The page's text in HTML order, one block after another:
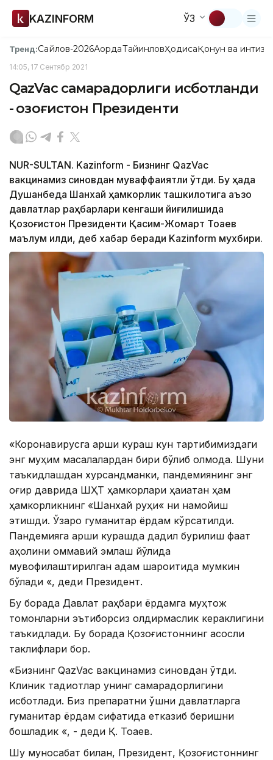
KAZINFORM ЎЗ
Тренд:Сайлов-2026АқордаТайинловҲодисаҚонун ва
14:05, 17 Сентябр 2021
QazVac самарадорлиги исботланди
- Қозоғистон Президенти
NUR-SULTAN. Kazinform - Бизнинг QazVac
вакцинамиз синовдан муваффақиятли ўтди. Бу ҳақда
Душанбеда Шанхай ҳамкорлик ташкилотига аъзо
давлатлар раҳбарлари кенгаши йиғилишида
Қозоғистон Президенти Қасим-Жомарт Тоқаев
маълум қилди, деб хабар беради Kazinform мухбири.
«Коронавирусга қарши кураш кун тартибимиздаги
энг муҳим масалалардан бири бўлиб қолмоқда. Шуни
таъкидлашдан хурсандманки, пандемиянинг энг
оғир даврида ШҲТ ҳамкорлари ҳақиқатан ҳам
ҳамкорликнинг «Шанхай руҳи« ни намойиш
этишди. Ўзаро гуманитар ёрдам кўрсатилди.
Пандемияга қарши курашда дадил бурилиш фақат
аҳолини оммавий эмлаш йўлида
мувофиқлаштирилган қадам шароитида мумкин
бўлади «, деди Президент.
Бу борада Давлат раҳбари ёрдамга муҳтож
томонларни эътиборсиз қолдирмаслик кераклигини
таъкидлади. Бу борада Қозоғистоннинг асосли
таклифлари бор.
«Бизнинг QazVac вакцинамиз синовдан ўтди.
Клиник тадқиқотлар унинг самарадорлигини
исботлади. Биз препаратни қўшни давлатларга
гуманитар ёрдам сифатида етказиб беришни
бошладик «, - деди Қ. Тоқаев.
Шу муносабат билан, Президент, Қозоғистоннинг